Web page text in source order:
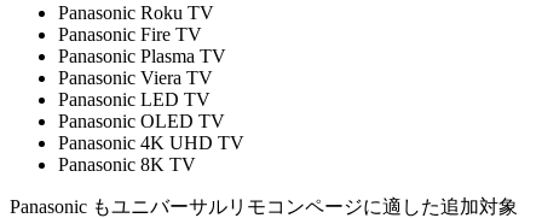
Panasonic Roku TV
Panasonic Fire TV
Panasonic Plasma TV
Panasonic Viera TV
Panasonic LED TV
Panasonic OLED TV
Panasonic 4K UHD TV
Panasonic 8K TV
Panasonic もユニバーサルリモコンページに適した追加対象